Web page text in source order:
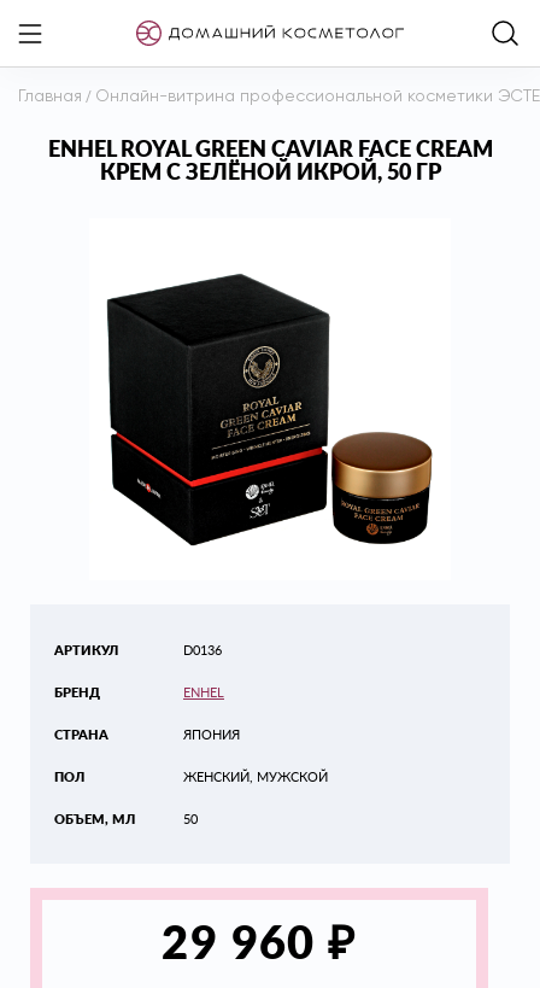
Главная / Онлайн-витрина профессиональной косметики
ENHEL ROYAL GREEN CAVIAR FACE CREAM
КРЕМ С ЗЕЛЁНОЙ ИКРОЙ, 50 ГР
АРТИКУЛ
БРЕНД
СТРАНА
ПОЛ
ОБЪЕМ, МЛ
D0136
ENHEL
ЯПОНИЯ
ЖЕНСКИЙ, МУЖСКОЙ
50
29 960₽